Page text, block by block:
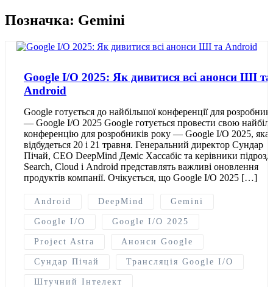
Позначка: Gemini
Google I/O 2025: Як дивитися всі анонси ШІ та
Android
Google готується до найбільшої конференції для
— Google I/O 2025 Google готується провести свою
конференцію для розробників року — Google I/O 2025, яка
відбудеться 20 і 21 травня. Генеральний директор Сундар
Пічай, CEO DeepMind Деміс Хассабіс та керівники
Search, Cloud і Android представлять важливі оновлення
продуктів компанії. Очікується, що Google I/O 2025 […]
Android DeepMind Gemini
Google I/O Google I/O 2025
Project Astra Анонси Google
Сундар Пічай Трансляція Google I/O
Штучний Інтелект